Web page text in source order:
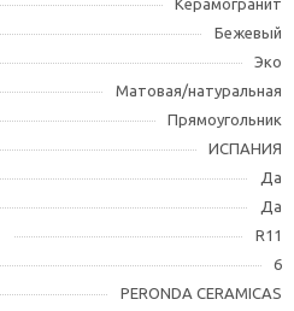
Бежевый
Эко
Матовая/натуральная
Прямоугольник
ИСПАНИЯ
Да
Да
R11
6
PERONDA CERAMICAS